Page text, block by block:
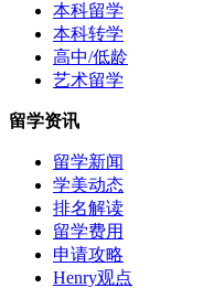
本科留学
本科转学
高中/低龄
艺术留学
留学资讯
留学新闻
学美动态
排名解读
留学费用
申请攻略
Henry观点